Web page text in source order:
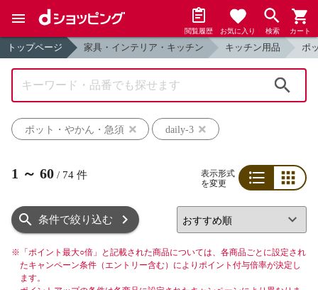
閲覧履歴 お気に入り 検索 カート
トップページ 家具・インテリア・キッチン キッチン用品 ポ
ポット・やかん・急須
daily-3
1 ～ 60 / 74 件
表示形式
を変更
条件で絞り込む
※ 「ポイント最大○倍」と記載された商品については、各商品ごとに設定され
たキャンペーン条件（エントリー含む）によりポイント付与倍率が決定し
ます。